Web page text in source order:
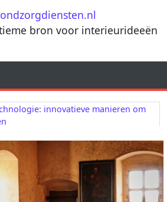
bron voor interieurideeën
innovatieve manieren om